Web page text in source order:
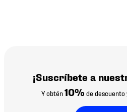
¡Suscríbete a
Y obtén10% de